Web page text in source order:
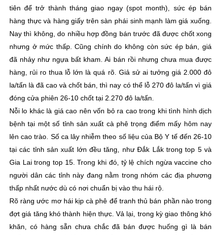
tiên để trở thành tháng giao ngay (spot month), sức ép bán
hàng thực và hàng giấy trên sàn phái sinh mạnh làm giá xuống.
Nay thì không, do nhiều hợp đồng bán trước đã được chốt xong
nhưng ở mức thấp. Cũng chính do không còn sức ép bán, giá
đã nhảy như ngựa bất kham. Ai bán rồi nhưng chưa mua được
hàng, rủi ro thua lỗ lớn là quá rõ. Giả sử ai tưởng giá 2.000 đô
la/tấn là đã cao và chốt bán, thì nay có thể lỗ 270 đô la/tấn vì giá
đóng cửa phiên 26-10 chốt tại 2.270 đô la/tấn.
Nỗi lo khác là giá cao nên vốn bỏ ra cao trong khi tình hình dịch
bệnh tại một số tỉnh sản xuất cà phê trọng điểm mấy hôm nay
lên cao trào. Số ca lây nhiễm theo số liệu của Bộ Y tế đến 26-10
tại các tỉnh sản xuất lớn đều tăng, như Đắk Lắk trong top 5 và
Gia Lai trong top 15. Trong khi đó, tỷ lệ chích ngừa vaccine cho
người dân các tỉnh này đang nằm trong nhóm các địa phương
thấp nhất nước dù có nơi chuẩn bị vào thu hái rộ.
Rõ ràng ước mơ hái kịp cà phê để tranh thủ bán phần nào trong
đợt giá tăng khó thành hiện thực. Vả lại, trong kỳ giao thông khó
khăn, có hàng sẵn chưa chắc đã bán được huống gì là bán